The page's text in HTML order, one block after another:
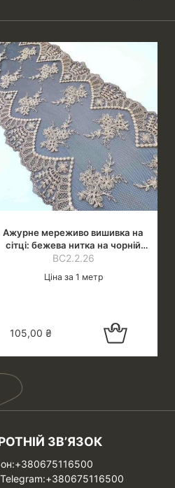
Ажурне мереживо вишивка на
сітці: бежева нитка на чорній
сітці
ВС2.2.26
Ціна за 1 метр
105,00₴ Додати в
кошик
ЗВ’ЯЗОК